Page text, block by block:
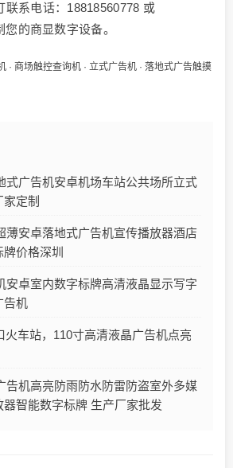
联系电话：18818560778 或
的商显数字设备。
· 商场触控查询机 · 立式广告机 · 落地式广告触摸
式广告机安卓机场车站公共场所立式
定制
薄安卓落地式广告机宣传播放器酒店
价格深圳
安卓室内数字标牌高清液晶显示写字
告机
火车站，110寸高清液晶广告机点亮
告机高亮防雨防水防雷防盗室外多媒
智能数字标牌 生产厂家批发